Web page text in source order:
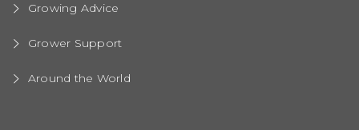
Growing Advice
Grower Support
Around the World